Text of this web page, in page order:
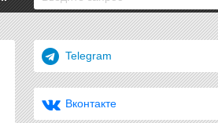
Telegram
Вконтакте